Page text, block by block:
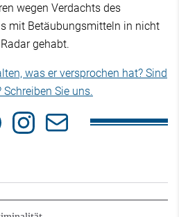
wegen Verdachts des
mit Betäubungsmitteln in nicht
gehabt.
was er versprochen hat? Sind
Sie uns.